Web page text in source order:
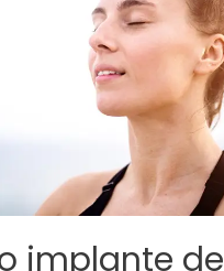
implante de